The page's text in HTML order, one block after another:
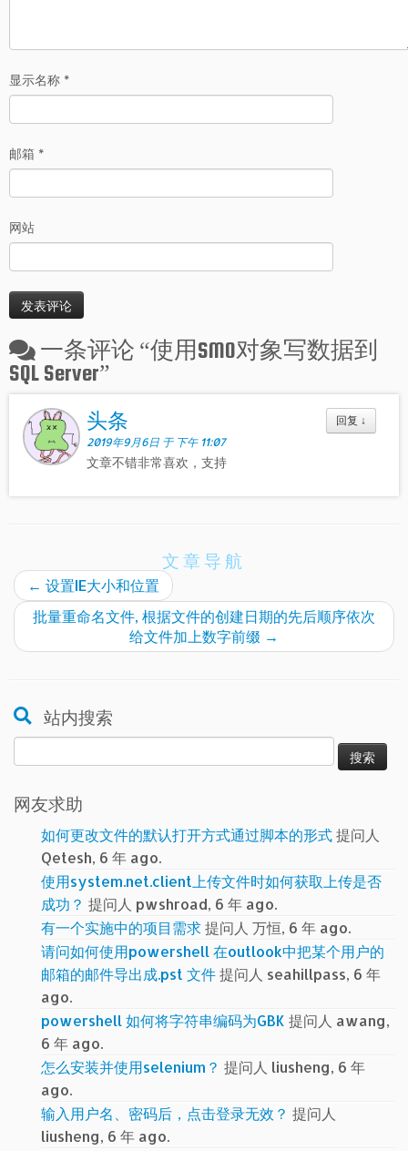
显示名称 *
邮箱 *
网站
一条评论 “使用SMO对象写数据到
SQL Server”
回复 ↓
头条
2019年9月6日 于 下午 11:07
文章不错非常喜欢，支持
文章导航
← 设置IE大小和位置
批量重命名文件, 根据文件的创建日期的先后顺序依次
给文件加上数字前缀 →
站内搜索
索：
网友求助
如何更改文件的默认打开方式通过脚本的形式提问人
Qetesh, 6 年 ago.
使用system.net.client上传文件时如何获取上传是否
成功？ 提问人 pwshroad, 6 年 ago.
有一个实施中的项目需求提问人 万恒, 6 年 ago.
请问如何使用powershell 在outlook中把某个用户的
邮箱的邮件导出成.pst 文件提问人 seahillpass, 6 年
ago.
powershell 如何将字符串编码为GBK 提问人 awang,
6 年 ago.
怎么安装并使用selenium？ 提问人 liusheng, 6 年
ago.
输入用户名、密码后，点击登录无效？ 提问人
liusheng, 6 年 ago.